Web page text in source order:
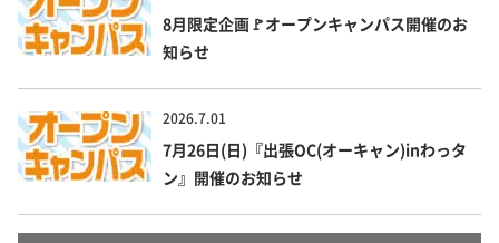
8月限定企画🚩オープンキャンパス開催のお
知らせ
2026.7.01
7月26日(日)『出張OC(オーキャン)inわっタ
ン』開催のお知らせ